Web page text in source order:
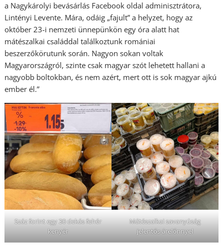
a Nagykárolyi bevásárlás Facebook oldal adminisztrátora,
Lintényi Levente. Mára, odáig „fajult” a helyzet, hogy az
október 23-i nemzeti ünnepünkön egy óra alatt hat
mátészalkai családdal találkoztunk romániai
beszerzőkörutunk során. Nagyon sokan voltak
Magyarországról, szinte csak magyar szót lehetett hallani a
nagyobb boltokban, és nem azért, mert ott is sok magyar ajkú
ember él.”
Száz forint egy 30 dekás fehér
kenyér
Mátészalkai savanyúság
jelentős árelőnnyel